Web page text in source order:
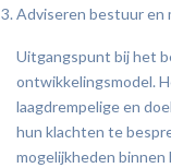
Adviseren bestuur en
Uitgangspunt bij het
ontwikkelingsmodel.
laagdrempelige en
hun klachten te
mogelijkheden binnen